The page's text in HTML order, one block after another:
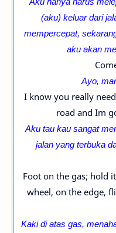
(aku) keluar dari
mempercepat,
aku akan
Ayo,
I know you really
road and Im
Aku tau kau sangat
jalan yang terbuka
Foot on the gas; hold
wheel, on the edge,
Kaki di atas gas,